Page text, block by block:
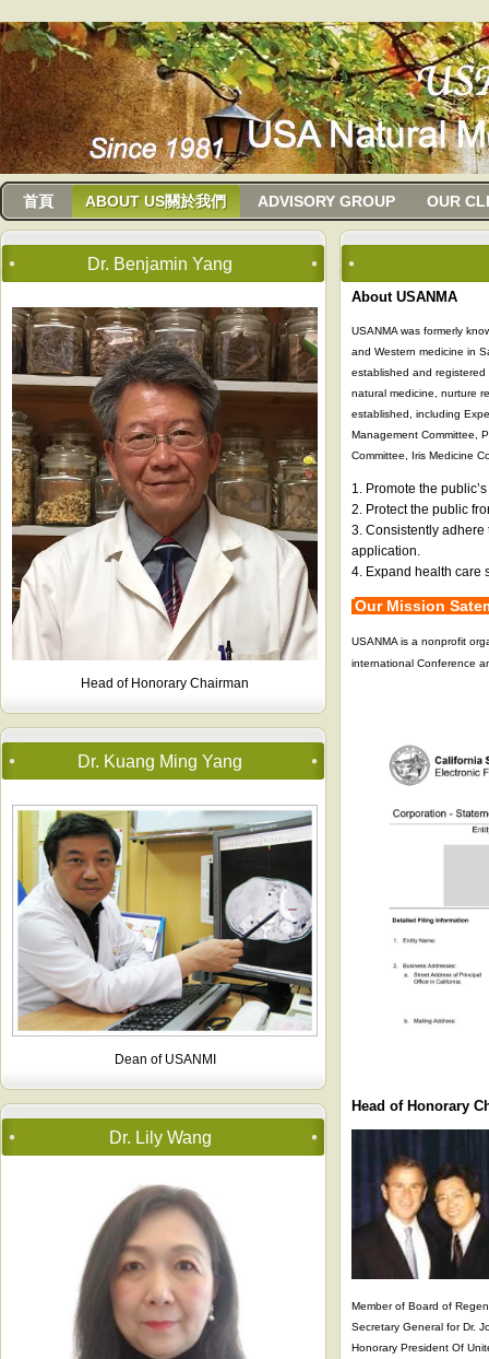
usanma
首頁 ABOUT US關於我們 ADVISORY GROUP OUR
Dr. Benjamin Yang
Head of Honorary Chairman
Dr. Kuang Ming Yang
Dean of USANMI
Dr. Lily Wang
About USANMA
USANMA was formerly
and Western medicine in
established and
natural medicine, nurture
established, including
Management Committee,
Committee, Iris Medicine
1. Promote the
2. Protect the public
3. Consistently
application.
4. Expand health care
Our Mission
USANMA is a nonprofit
international Conference
Head of Honorary
Member of Board of
Secretary General for Dr.
Honorary President Of